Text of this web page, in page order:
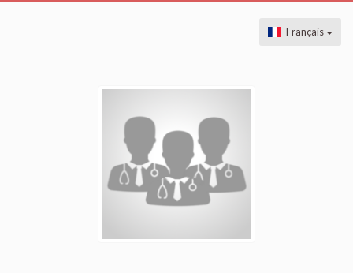
Français